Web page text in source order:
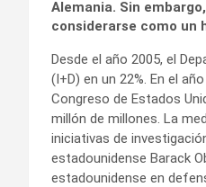
Alemania. Sin
considerarse como un
Desde el año 2005, el
(I+D) en un 22%. En el
Congreso de Estados
millón de millones. La
iniciativas de
estadounidense Barack
estadounidense en